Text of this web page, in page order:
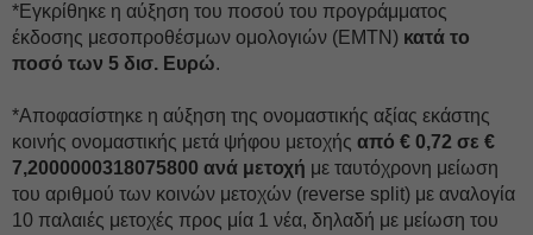
*Εγκρίθηκε η αύξηση του ποσού του προγράμματος
έκδοσης μεσοπροθέσμων ομολογιών (ΕΜΤΝ) κατά το
ποσό των 5 δισ. Ευρώ.
*Αποφασίστηκε η αύξηση της ονομαστικής αξίας εκάστης
κοινής ονομαστικής μετά ψήφου μετοχής από € 0,72 σε €
7,2000000318075800 ανά μετοχή με ταυτόχρονη μείωση
του αριθμού των κοινών μετοχών (reverse split) με αναλογία
10 παλαιές μετοχές προς μία 1 νέα, δηλαδή με μείωση του